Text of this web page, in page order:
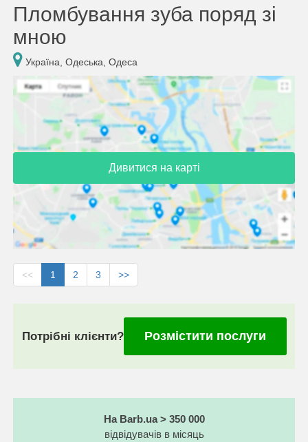
Пломбування зуба поряд зі
мною
Україна, Одеська, Одеса
Дивитися на карті
<< 1 2 3 >>
Потрібні клієнти? Розмістити послуги
На Barb.ua > 350 000
відвідувачів в місяць